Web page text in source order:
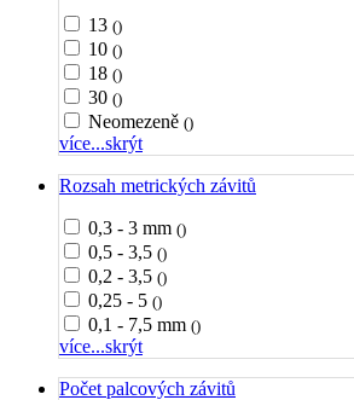
13 ()
10 ()
18 ()
30 ()
Neomezeně ()
více...skrýt
Rozsah metrických závitů
0,3 - 3 mm ()
0,5 - 3,5 ()
0,2 - 3,5 ()
0,25 - 5 ()
0,1 - 7,5 mm ()
více...skrýt
Počet palcových závitů